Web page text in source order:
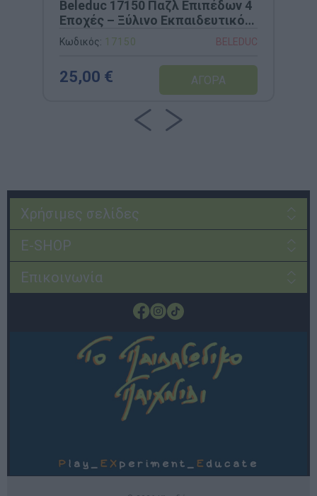
Beleduc 17150 Παζλ Επιπέδων 4
Εποχές – Ξύλινο Εκπαιδευτικό
Παζλ 4 Επιπέδων & 36
Κομματιών για Κατανόηση
Εποχών, Κλίματος & Κλιματικής
Αλλαγής
Κωδικός: 17150 BELEDUC
25,00 €
Χρήσιμες σελίδες
E-SHOP
Επικοινωνία